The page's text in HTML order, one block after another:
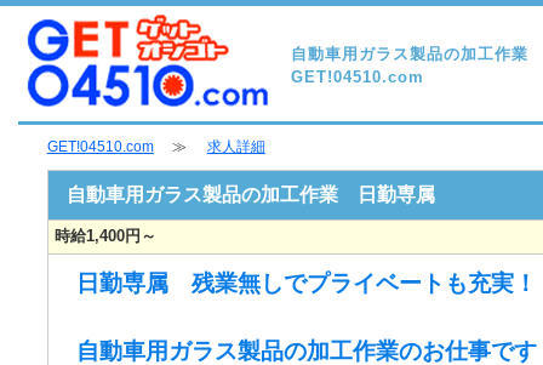
自動車用ガラス製品の加工作
GET!04510.com
GET!04510.com≫ 求人詳細
自動車用ガラス製品の加工作業 日勤専属
時給1,400円～
日勤専属 残業無しでプライベートも充実！
自動車用ガラス製品の加工作業のお仕事です